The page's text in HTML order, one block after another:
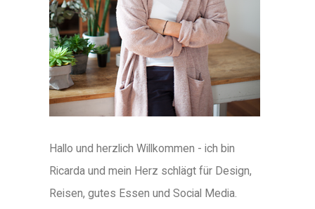
Hallo und herzlich Willkommen - ich bin
Ricarda und mein Herz schlägt für Design,
Reisen, gutes Essen und Social Media.